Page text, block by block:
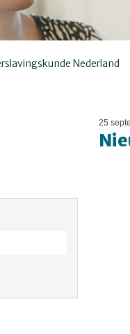
Nederland
25